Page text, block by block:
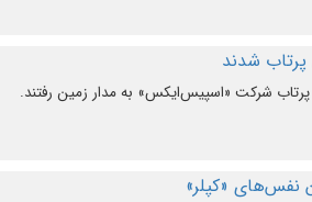
نفس‌های «کپلر»